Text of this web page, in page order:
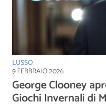
LUSSO
9 FEBBRAIO 2026
George Clooney
Giochi Invernali di